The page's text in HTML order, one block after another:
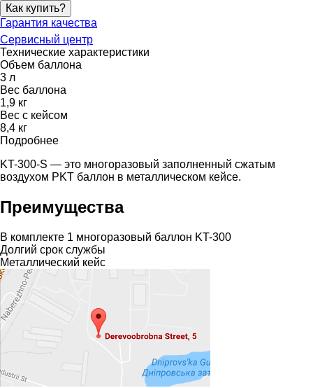
Как купить?
Гарантия качества
Сервисный центр
Технические характеристики
Объем баллона
3 л
Вес баллона
1,9 кг
Вес с кейсом
8,4 кг
Подробнее
KT-300-S — это многоразовый заполненный сжатым
воздухом PKT баллон в металлическом кейсе.
Преимущества
В комплекте 1 многоразовый баллон KT-300
Долгий срок службы
Металлический кейс